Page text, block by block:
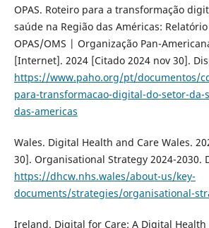
OPAS. Roteiro para a transformação
saúde na Região das Américas:
OPAS/OMS | Organização Pan-
[Internet]. 2024 [Citado 2024 nov 30].
https://www.paho.org/pt/documentos/
para-transformacao-digital-do-setor-da-
das-americas
Wales. Digital Health and Care Wales.
30]. Organisational Strategy 2024-2030.
https://dhcw.nhs.wales/about-us/key-
documents/strategies/organisational-
Ireland. Digital for Care: A Digital Health